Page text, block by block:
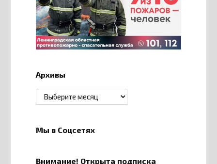
Архивы
Архивы
Мы в Соцсетях
Внимание! Открыта подписка